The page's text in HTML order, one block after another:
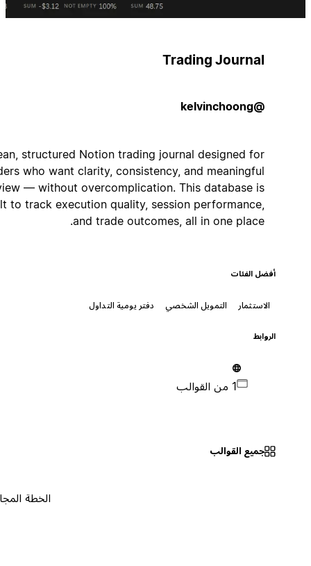
Trading Journal
A clean, structured Notion trading journal designed for
traders who want clarity, consistency, and meaningful
review — without overcomplication. This database is
built to track execution quality, session performance,
and trade outcomes, all in one place.
أفضل الفئات
الاستثمار التمويل الشخصي دفتر يومية التداول
جميع القوالب
الخطة المجانية ٠